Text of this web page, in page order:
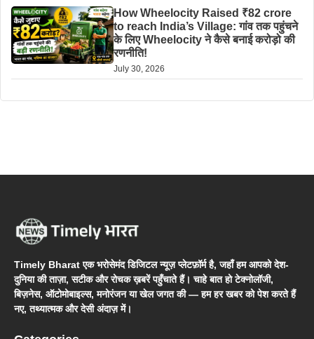
How Wheelocity Raised ₹82 crore
to reach India’s Village: गांव तक पहुंचने
के लिए Wheelocity ने कैसे बनाई करोड़ो की
रणनीति!
July 30, 2026
Timely Bharat एक भरोसेमंद डिजिटल न्यूज़ प्लेटफ़ॉर्म है, जहाँ हम आपको देश-
दुनिया की ताज़ा, सटीक और रोचक ख़बरें पहुँचाते हैं। चाहे बात हो टेक्नोलॉजी,
बिज़नेस, ऑटोमोबाइल्स, मनोरंजन या खेल जगत की — हम हर खबर को पेश करते हैं
नए, तथ्यात्मक और देसी अंदाज़ में।